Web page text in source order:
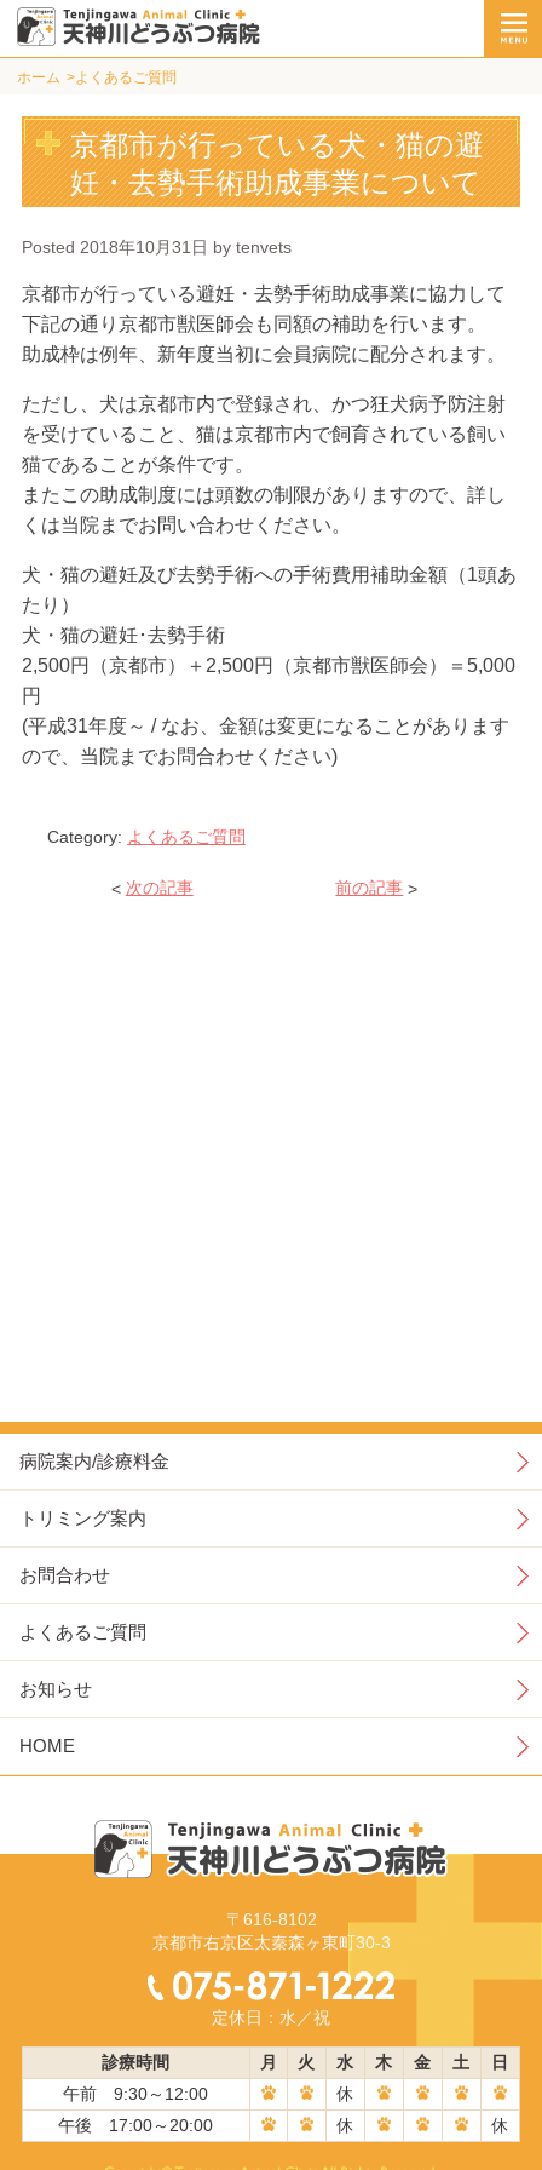
ホーム よくあるご質問
京都市が行っている犬・猫の避
妊・去勢手術助成事業について
Posted 2018年10月31日 by tenvets
京都市が行っている避妊・去勢手術助成事業に協力して
下記の通り京都市獣医師会も同額の補助を行います。
助成枠は例年、新年度当初に会員病院に配分されます。
ただし、犬は京都市内で登録され、かつ狂犬病予防注射
を受けていること、猫は京都市内で飼育されている飼い
猫であることが条件です。
またこの助成制度には頭数の制限がありますので、詳し
くは当院までお問い合わせください。
犬・猫の避妊及び去勢手術への手術費用補助金額（1頭あ
たり）
犬・猫の避妊･去勢手術
2,500円（京都市）＋2,500円（京都市獣医師会）＝5,000
円
(平成31年度～ / なお、金額は変更になることがあります
ので、当院までお問合わせください)
Category: よくあるご質問
< 次の記事 前の記事 >
病院案内/診療料金
トリミング案内
お問合わせ
よくあるご質問
お知らせ
HOME
〒616-8102
京都市右京区太秦森ヶ東町30-3
定休日：水／祝
診療時間 月 火 水 木 金 土
日
午前 9:30～12:00
休
午後 17:00～20:00
休 休